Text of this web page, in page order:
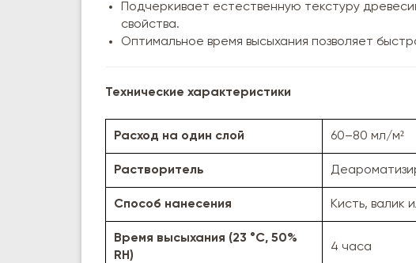
Подчеркивает естественную текстуру
свойства.
Оптимальное время высыхания позволяет
Технические характеристики
Расход на один слой 60–80 мл/м²
Растворитель
Способ нанесения Кисть, валик
Время высыхания (23 °C, 50%
RH)
4 часа